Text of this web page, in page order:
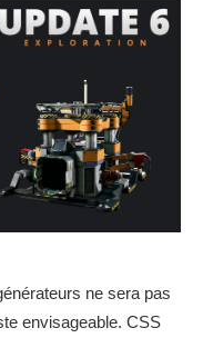
ne sera pas
envisageable. CSS